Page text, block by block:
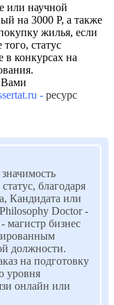
или научной
на 3000 Р, а также
жилья, если
статус
в конкурсах на
Вами
- ресурс
благодаря
Кандидата или
Doctor -
магистр бизнес
должности.
на подготовку
уровня
онлайн или